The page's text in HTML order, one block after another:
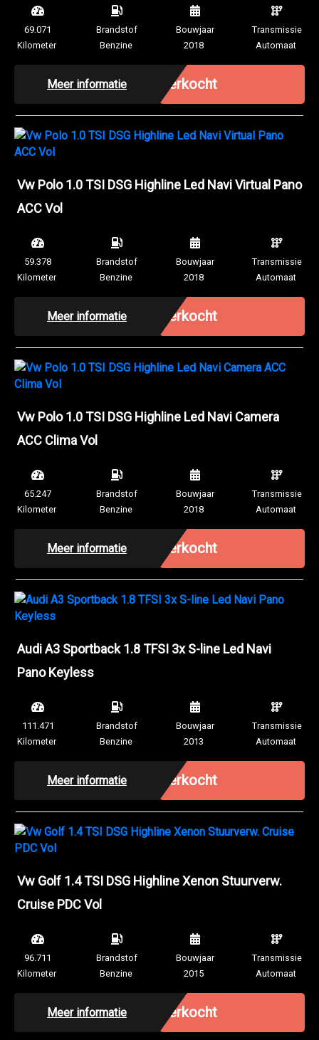
69.071
Kilometer
Brandstof
Benzine
Bouwjaar
2018
Transmissie
Automaat
Meer informatie Verkocht
Vw Polo 1.0 TSI DSG Highline Led Navi Virtual Pano
ACC Vol
59.378
Kilometer
Brandstof
Benzine
Bouwjaar
2018
Transmissie
Automaat
Meer informatie Verkocht
Vw Polo 1.0 TSI DSG Highline Led Navi Camera
ACC Clima Vol
65.247
Kilometer
Brandstof
Benzine
Bouwjaar
2018
Transmissie
Automaat
Meer informatie Verkocht
Audi A3 Sportback 1.8 TFSI 3x S-line Led Navi
Pano Keyless
111.471
Kilometer
Brandstof
Benzine
Bouwjaar
2013
Transmissie
Automaat
Meer informatie Verkocht
Vw Golf 1.4 TSI DSG Highline Xenon Stuurverw.
Cruise PDC Vol
96.711
Kilometer
Brandstof
Benzine
Bouwjaar
2015
Transmissie
Automaat
Meer informatie Verkocht